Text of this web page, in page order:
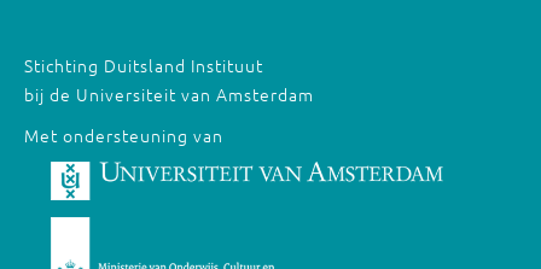
Stichting Duitsland Instituut
bij de Universiteit van Amsterdam
Met ondersteuning van